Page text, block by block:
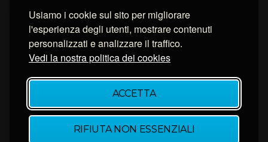
Usiamo i cookie sul sito per migliorare
l'esperienza degli utenti, mostrare contenuti
personalizzati e analizzare il traffico.
Vedi la nostra politica dei cookies
ACCETTA
RIFIUTA NON ESSENZIALI
Connessione con AnyDesk
Connessione con Ammyy Admin
Connessione con TeamViewer
NEWSLETTER
Inserisci la tua email per restare aggiornato.